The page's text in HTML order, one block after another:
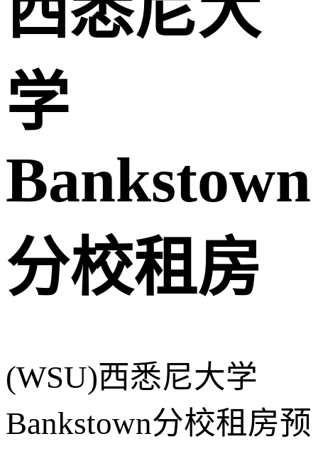
学
Bankstown
分校租房
(WSU)西悉尼大学
Bankstown分校租房预